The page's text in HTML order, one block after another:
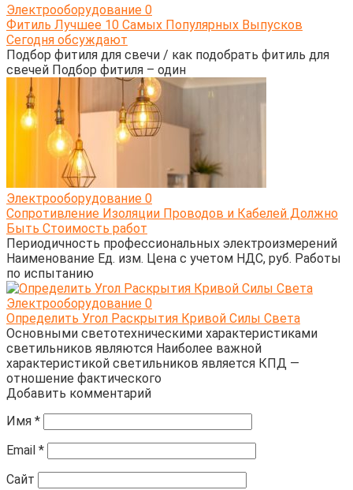
Электрооборудование 0
Фитиль Лучшее 10 Самых Популярных Выпусков
Сегодня обсуждают
Подбор фитиля для свечи / как подобрать фитиль для
свечей Подбор фитиля – один
Электрооборудование 0
Сопротивление Изоляции Проводов и Кабелей Должно
Быть Стоимость работ
Периодичность профессиональных электроизмерений
Наименование Ед. изм. Цена с учетом НДС, руб. Работы
по испытанию
Электрооборудование 0
Определить Угол Раскрытия Кривой Силы Света
Основными светотехническими характеристиками
светильников являются Наиболее важной
характеристикой светильников является КПД —
отношение фактического
Добавить комментарий
Имя *
Email *
Сайт